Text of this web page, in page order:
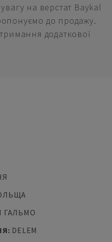
на верстат Baykal
до продажу.
додаткової
ГАЛЬМО
: DELEM